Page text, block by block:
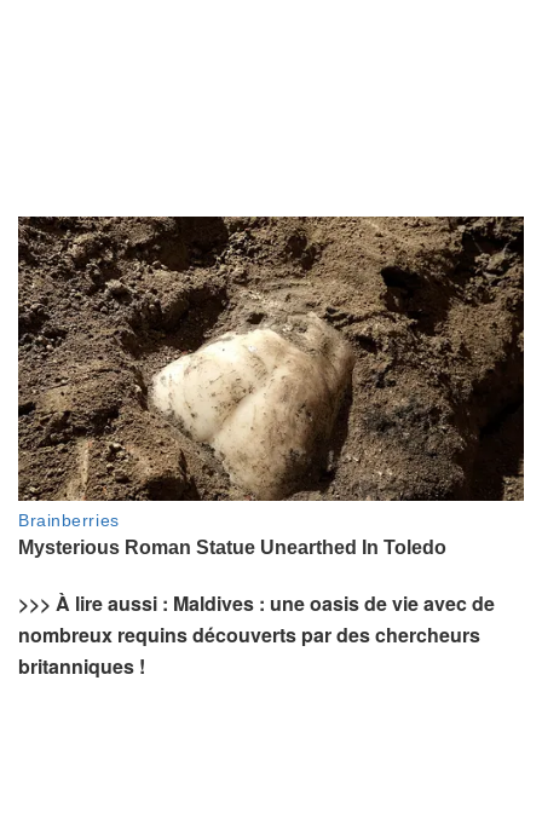
>>> À lire aussi : Maldives : une oasis de vie avec de
nombreux requins découverts par des chercheurs
britanniques !